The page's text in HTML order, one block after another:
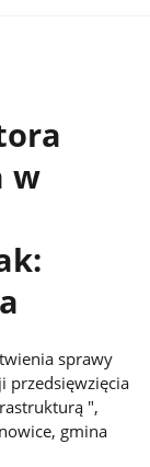
w
sprawy
przedsięwzięcia
",
gmina